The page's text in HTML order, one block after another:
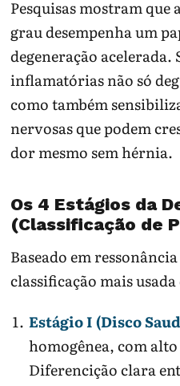
Pesquisas mostram que
grau desempenha um
degeneração acelerada.
inflamatórias não só
como também
nervosas que podem
dor mesmo sem hérnia.
Os 4 Estágios da
(Classificação de
Baseado em
classificação mais
Estágio I (Disco
homogênea, com
Diferencição clara